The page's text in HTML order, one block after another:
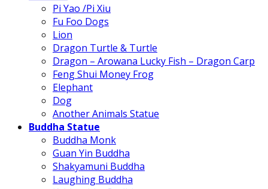
Pi Yao /Pi Xiu
Fu Foo Dogs
Lion
Dragon Turtle & Turtle
Dragon – Arowana Lucky Fish – Dragon Carp
Feng Shui Money Frog
Elephant
Dog
Another Animals Statue
Buddha Statue
Buddha Monk
Guan Yin Buddha
Shakyamuni Buddha
Laughing Buddha